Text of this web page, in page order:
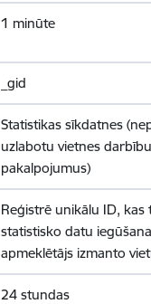
1 minūte
_gid
Statistikas sīkdatnes
uzlabotu vietnes
pakalpojumus)
Reģistrē unikālu ID, kas
statistisko datu
apmeklētājs izmanto
24 stundas